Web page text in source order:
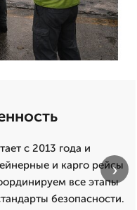
с 2013 года и
и карго рейсы
все этапы
безопасности.
›